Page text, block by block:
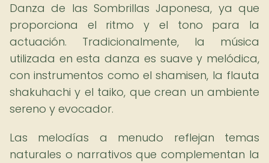
Danza de las Sombrillas Japonesa, ya que
proporciona el ritmo y el tono para la
actuación. Tradicionalmente, la música
utilizada en esta danza es suave y melódica,
con instrumentos como el shamisen, la flauta
shakuhachi y el taiko, que crean un ambiente
sereno y evocador.
Las melodías a menudo reflejan temas
naturales o narrativos que complementan la